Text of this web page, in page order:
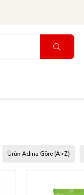
Ürün Adına Göre (A>Z)